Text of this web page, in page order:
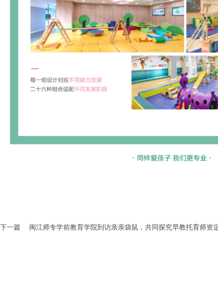
下一篇 闽江师专学前教育学院到访亲亲袋鼠，共同探究早教托育师资